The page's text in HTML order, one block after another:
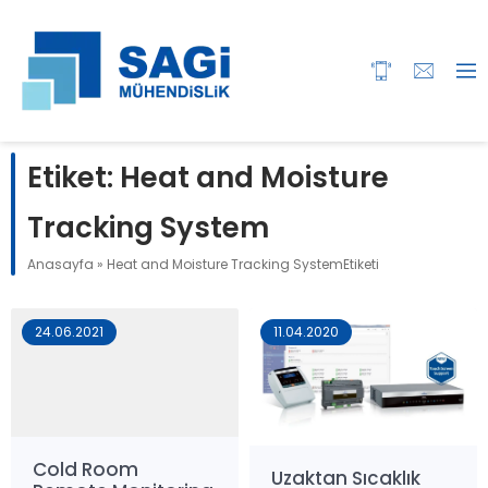
Etiket: Heat and Moisture
Tracking System
Anasayfa » Heat and Moisture Tracking SystemEtiketi
24.06.2021
Cold Room
11.04.2020
Uzaktan Sıcaklık